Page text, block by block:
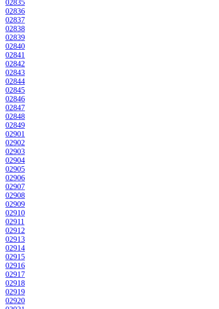
02835
02836
02837
02838
02839
02840
02841
02842
02843
02844
02845
02846
02847
02848
02849
02901
02902
02903
02904
02905
02906
02907
02908
02909
02910
02911
02912
02913
02914
02915
02916
02917
02918
02919
02920